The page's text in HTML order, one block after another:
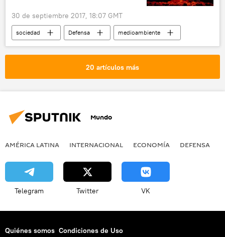
30 de septiembre 2017, 18:07 GMT
sociedad Defensa
medioambiente
Internacional
América del Norte
Corea del Norte ensaya una bomba de hidrógeno
Corea del Norte
EEUU
Japón
océano Pacífico
bomba de hidrógeno
20 artículos más
Mundo
AMÉRICA LATINA INTERNACIONAL ECONOMÍA DEFENSA
Telegram Twitter VK
Quiénes somos Condiciones de Uso